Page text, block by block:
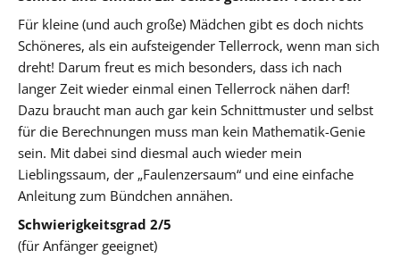
Für kleine (und auch große) Mädchen gibt es doch nichts
Schöneres, als ein aufsteigender Tellerrock, wenn man sich
dreht! Darum freut es mich besonders, dass ich nach
langer Zeit wieder einmal einen Tellerrock nähen darf!
Dazu braucht man auch gar kein Schnittmuster und selbst
für die Berechnungen muss man kein Mathematik-Genie
sein. Mit dabei sind diesmal auch wieder mein
Lieblingssaum, der „Faulenzersaum“ und eine einfache
Anleitung zum Bündchen annähen.
Schwierigkeitsgrad 2/5
(für Anfänger geeignet)